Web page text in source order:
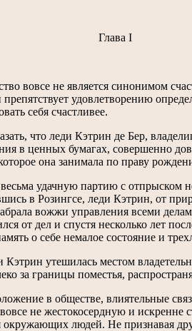
Глава I
вовсе не является синонимом
препятствует удовлетворению
себя счастливее.
что леди Кэтрин де Бер,
в ценных бумагах, совершенно
она занимала по праву
удачную партию с отпрыском
в Розингсе, леди Кэтрин, от
вожжи управления всеми
от дел и спустя несколько лет
о себе немалое состояние и
утешилась местом
за границы поместья,
в обществе, влиятельные
не жестокосердную и искренне
окружающих людей. Не признавая